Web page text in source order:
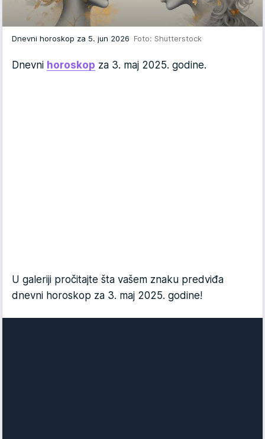
Dnevni horoskop za 5. jun 2026 Foto: Shutterstock
Dnevni horoskop za 3. maj 2025. godine.
U galeriji pročitajte šta vašem znaku predviđa
dnevni horoskop za 3. maj 2025. godine!